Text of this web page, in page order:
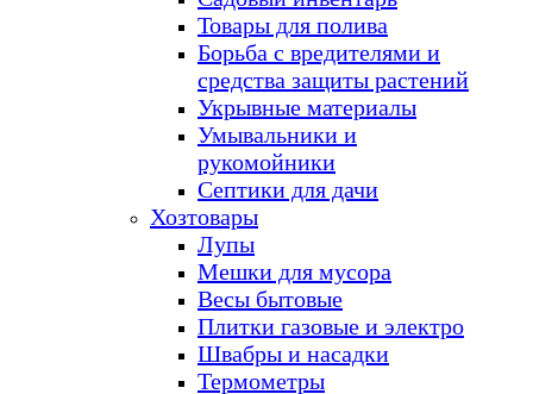
Товары для полива
Борьба с вредителями и
средства защиты растений
Укрывные материалы
Умывальники и
рукомойники
Септики для дачи
Хозтовары
Лупы
Мешки для мусора
Весы бытовые
Плитки газовые и электро
Швабры и насадки
Термометры